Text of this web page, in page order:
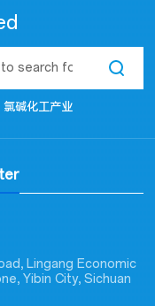
氯碱化工产业
Lingang Economic
Yibin City, Sichuan